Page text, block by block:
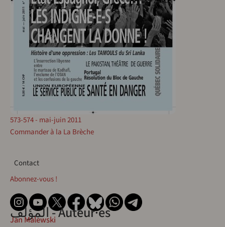
573-574 - mai-juin 2011
Commander à la La Brèche
Contact
Contact
Abonnez-vous !
المؤلف - Auteur·esJan Malewski